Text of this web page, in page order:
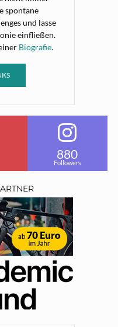
spontane
und lasse
einfließen.
Biografie.
880
Followers